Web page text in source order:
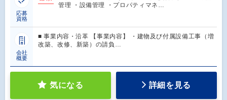
応募
資格
管理 ・設備管理 ・プロパティマネ…
会社
概要
■ 事業内容・沿革 【事業内容】 ・建物及び付属設備工事（増
改築、改修、新築）の請負…
気になる 詳細を見る